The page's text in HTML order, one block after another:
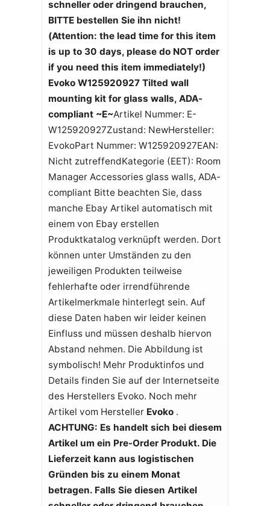
schneller oder dringend brauchen,
BITTE bestellen Sie ihn nicht!
(Attention: the lead time for this item
is up to 30 days, please do NOT order
if you need this item immediately!)
Evoko W125920927 Tilted wall
mounting kit for glass walls, ADA-
compliant ~E~Artikel Nummer: E-
W125920927Zustand: NewHersteller:
EvokoPart Nummer: W125920927EAN:
Nicht zutreffendKategorie (EET): Room
Manager Accessories glass walls, ADA-
compliant Bitte beachten Sie, dass
manche Ebay Artikel automatisch mit
einem von Ebay erstellen
Produktkatalog verknüpft werden. Dort
können unter Umständen zu den
jeweiligen Produkten teilweise
fehlerhafte oder irrendführende
Artikelmerkmale hinterlegt sein. Auf
diese Daten haben wir leider keinen
Einfluss und müssen deshalb hiervon
Abstand nehmen. Die Abbildung ist
symbolisch! Mehr Produktinfos und
Details finden Sie auf der Internetseite
des Herstellers Evoko. Noch mehr
Artikel vom Hersteller Evoko.
ACHTUNG: Es handelt sich bei diesem
Artikel um ein Pre-Order Produkt. Die
Lieferzeit kann aus logistischen
Gründen bis zu einem Monat
betragen. Falls Sie diesen Artikel